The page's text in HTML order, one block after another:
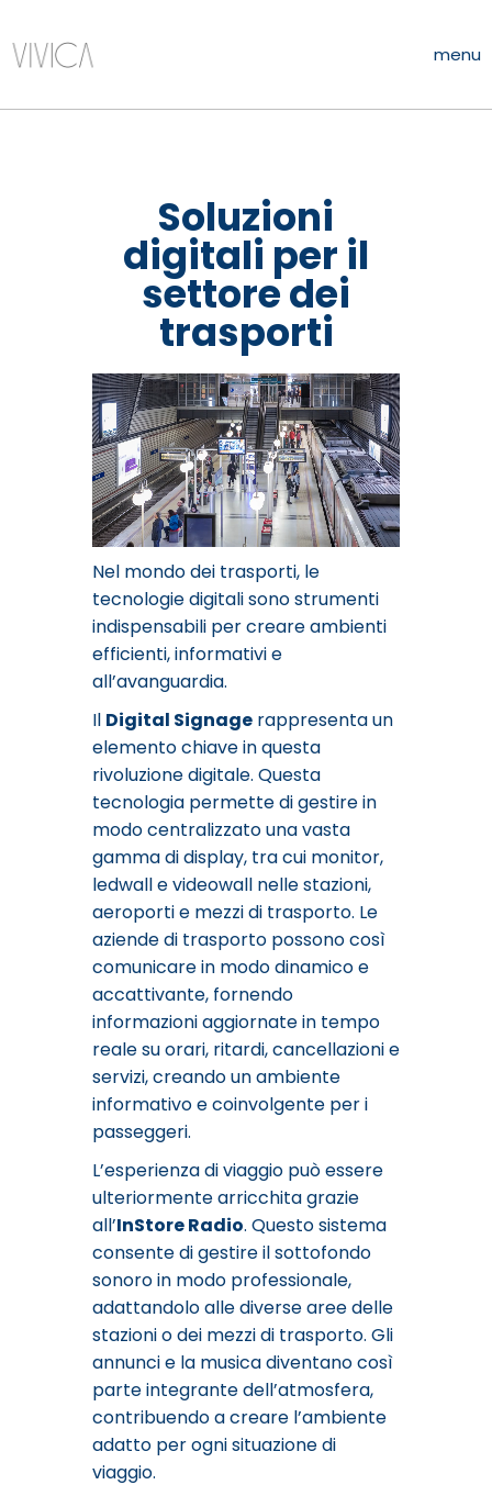
menu
Soluzioni
digitali per il
settore dei
trasporti
Nel mondo dei trasporti, le
tecnologie digitali sono strumenti
indispensabili per creare ambienti
efficienti, informativi e
all’avanguardia.
Il Digital Signage rappresenta un
elemento chiave in questa
rivoluzione digitale. Questa
tecnologia permette di gestire in
modo centralizzato una vasta
gamma di display, tra cui monitor,
ledwall e videowall nelle stazioni,
aeroporti e mezzi di trasporto. Le
aziende di trasporto possono così
comunicare in modo dinamico e
accattivante, fornendo
informazioni aggiornate in tempo
reale su orari, ritardi, cancellazioni e
servizi, creando un ambiente
informativo e coinvolgente per i
passeggeri.
L’esperienza di viaggio può essere
ulteriormente arricchita grazie
all’InStore Radio. Questo sistema
consente di gestire il sottofondo
sonoro in modo professionale,
adattandolo alle diverse aree delle
stazioni o dei mezzi di trasporto. Gli
annunci e la musica diventano così
parte integrante dell’atmosfera,
contribuendo a creare l’ambiente
adatto per ogni situazione di
viaggio.